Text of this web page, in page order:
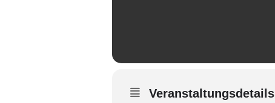
Veranstaltungsdetails